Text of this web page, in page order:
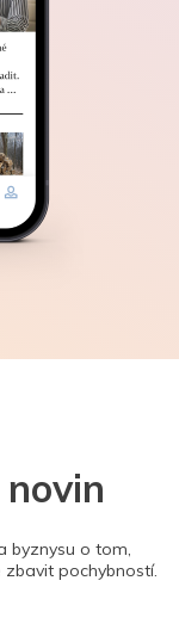
byznysu o tom,
pochybností.